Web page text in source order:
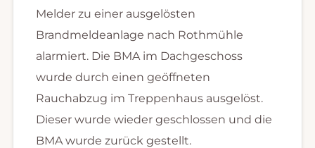
Melder zu einer ausgelösten
Brandmeldeanlage nach Rothmühle
alarmiert. Die BMA im Dachgeschoss
wurde durch einen geöffneten
Rauchabzug im Treppenhaus ausgelöst.
Dieser wurde wieder geschlossen und die
BMA wurde zurück gestellt.